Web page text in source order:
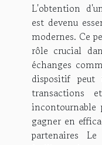
L'obtention
est devenu
modernes. Ce
rôle crucial
échanges
dispositif
transactions
incontournable
gagner en
partenaires